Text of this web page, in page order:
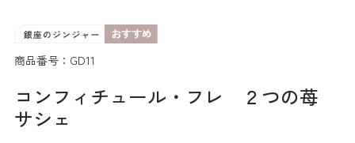
商品番号：GD11
コンフィチュール・フレ ２つの苺
サシェ